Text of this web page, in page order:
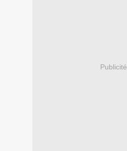
Publicité